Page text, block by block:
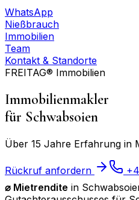
WhatsApp
Nießbrauch
Immobilien
Team
Kontakt & Standorte
FREITAG® Immobilien
Immobilienmakler
für Schwabsoien
Über 15 Jahre Erfahrung in
Rückruf anfordern
⌀ Mietrendite in